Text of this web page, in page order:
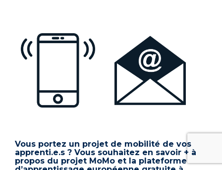
Vous portez un projet de mobilité de vos
apprenti.e.s ? Vous souhaitez en savoir + à
propos du projet MoMo et la plateforme